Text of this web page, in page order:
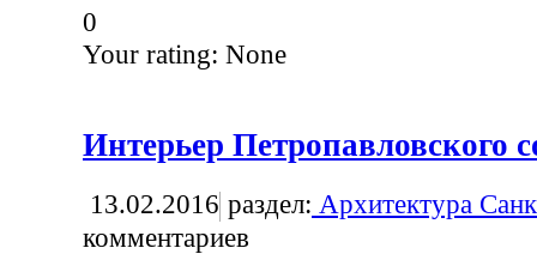
0
Your rating: None
Интерьер Петропавловского
13.02.2016 раздел: Архитектура
комментариев